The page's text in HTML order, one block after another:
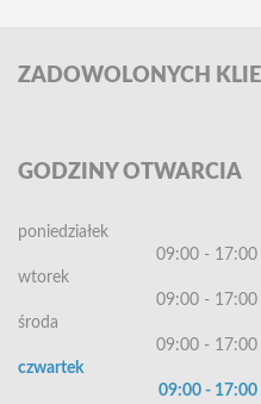
ZADOWOLONYCH
GODZINY OTWARCIA
poniedziałek
09:00 - 17:00
wtorek
09:00 - 17:00
środa
09:00 - 17:00
czwartek
09:00 - 17:00